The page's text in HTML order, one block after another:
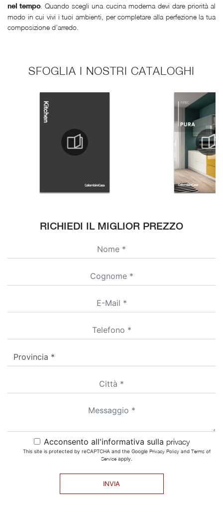
nel tempo. Quando scegli una cucina moderna devi dare priorità al
modo in cui vivi i tuoi ambienti, per completare alla perfezione la tua
composizione d’arredo.
SFOGLIA I NOSTRI CATALOGHI
RICHIEDI IL MIGLIOR PREZZO
Acconsento all'informativa sulla privacy
This site is protected by reCAPTCHA and the Google Privacy Policyand Terms of
Serviceapply.
INVIA